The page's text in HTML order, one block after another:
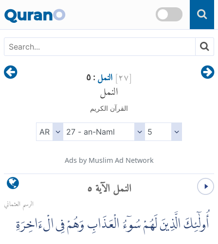
Skip to main content
QuranO
[٢٧]النمل : ٥ النمل
القرآن الكريم
Ads by Muslim Ad Network
النمل الآية ٥
الرسم العثماني
أُولٰٓئِكَ الَّذِينَ لَهُمْ سُوٓءُ الْعَذَابِ وَهُمْ فِى الْءَاخِرَةِ